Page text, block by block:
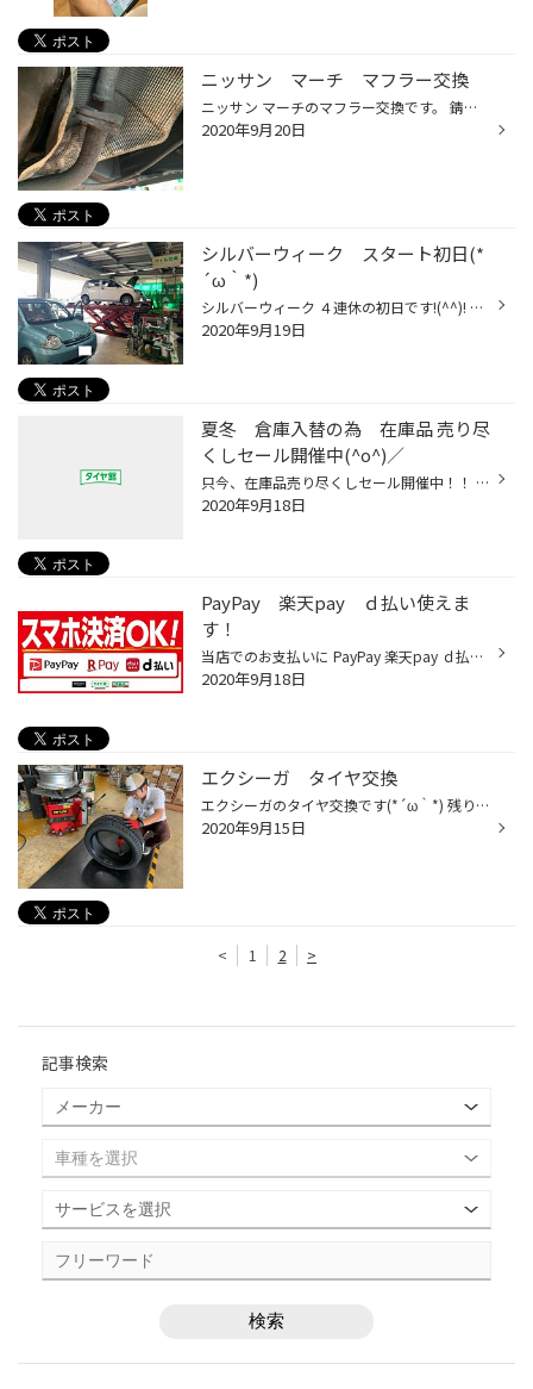
ニッサン マーチ マフラー交換
ニッサン マーチのマフラー交換です。 錆が進行してしまい、リヤマフラーが折れてしまってました・・(>_<) 音もかなり大きく至急交換したい！ということで 急いで手配し交換作業。 交換した後は、防錆作業を実施!(^^)! 防錆作業は本当におススメです(*´▽｀*) これからだと、冬の融雪剤も影響します...
2020年9月20日
シルバーウィーク スタート初日(*
´ω｀*)
シルバーウィーク ４連休の初日です!(^^)! 開店からオイル交換などメンテナンスやタイヤ交換 そしてお出かけ前にドライブレコーダーの取付など ご来店頂いてます(*´ω｀*) 連休中はもちろんタイヤ館酒田は元気に営業しております(^o^)／ 気温も少し涼しくなって、ちょっとドライブが気持ちいい季節に...
2020年9月19日
夏冬 倉庫入替の為 在庫品 売り尽
くしセール開催中(^o^)／
只今、在庫品売り尽くしセール開催中！！ 在庫のお問い合わせはお電話でもOKです(*´ω｀*) 是非このお得な機会に！！！
2020年9月18日
PayPay 楽天pay ｄ払い使えま
す！
当店でのお支払いに PayPay 楽天pay ｄ払いの スマホ決済が追加!(*´ω｀*)只今、夏冬 倉庫入替の為 在庫品売り切りセール開催中です!(^^)! 是非この機会にご来店下さいね(^o^)／
2020年9月18日
エクシーガ タイヤ交換
エクシーガのタイヤ交換です(*´ω｀*) 残り溝が少なくなってきた事や、ひび割れも見られることから 交換です！ 交換するタイヤはセイバーリング SL201. あと数ヶ月で冬・・スタッドレスタイヤへの履き替えではありますが・・ これからの季節は雨も多くなったりで、溝の少ない状態では危険な場合も(>_...
2020年9月15日
< 1 2 >
記事検索